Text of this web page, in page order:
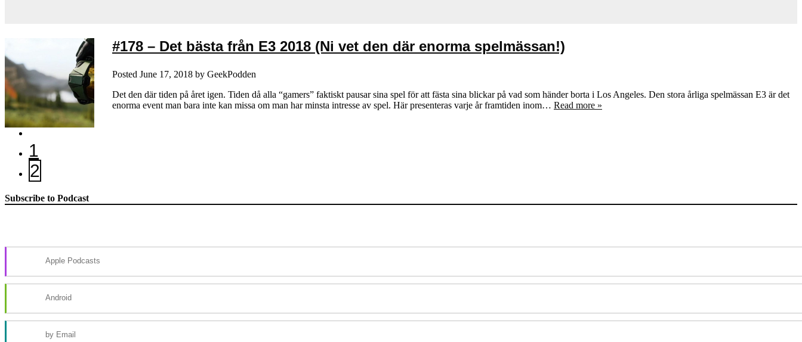
& FILIPH
JULSPECIALER 2013
#178 – Det bästa från E3 2018 (Ni vet den där enorma spelmässan!)
Posted June 17, 2018 by GeekPodden
Det den där tiden på året igen. Tiden då alla “gamers” faktiskt pausar sina spel för att fästa sina blickar på vad som händer borta i Los Angeles. Den stora årliga spelmässan E3 är det
enorma event man bara inte kan missa om man har minsta intresse av spel. Här presenteras varje år framtiden inom… Read more »
1
2
Subscribe to Podcast
Apple Podcasts
Android
by Email